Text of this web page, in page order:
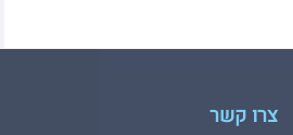
צרו קשר